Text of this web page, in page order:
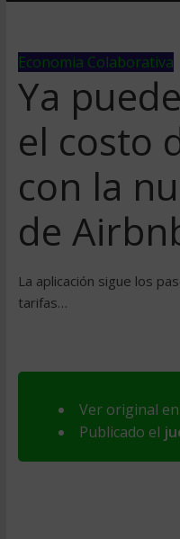
Economia Colaborativa
Ya
el costo
con la
de
La aplicación sigue los
tarifas…
Ver original en
Publicado el